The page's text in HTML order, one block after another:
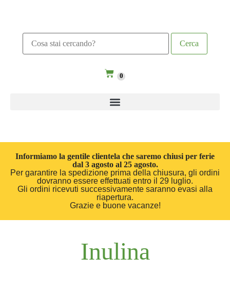
0
Informiamo la gentile clientela che saremo chiusi per ferie
dal 3 agosto al 25 agosto.
Per garantire la spedizione prima della chiusura, gli ordini
dovranno essere effettuati entro il 29 luglio.
Gli ordini ricevuti successivamente saranno evasi alla
riapertura.
Grazie e buone vacanze!
Inulina